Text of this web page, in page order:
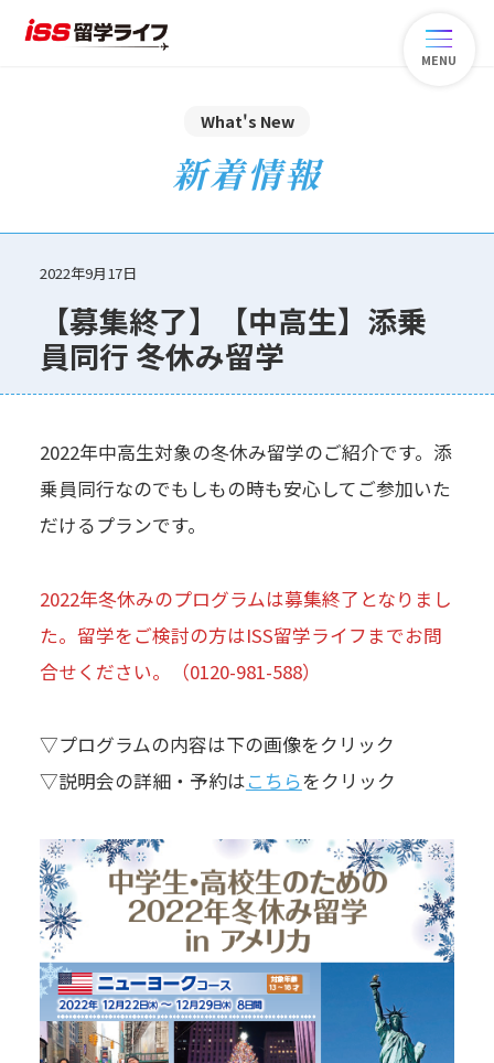
MENU
What's New
新着情報
2022年9月17日
【募集終了】【中高生】添乗
員同行 冬休み留学
2022年中高生対象の冬休み留学のご紹介です。添
乗員同行なのでもしもの時も安心してご参加いた
だけるプランです。
2022年冬休みのプログラムは募集終了となりまし
た。留学をご検討の方はISS留学ライフまでお問
合せください。（0120-981-588）
▽プログラムの内容は下の画像をクリック
▽説明会の詳細・予約はこちらをクリック